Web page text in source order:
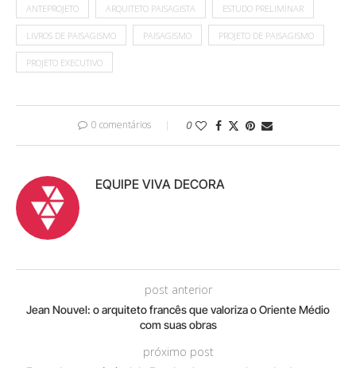
ANTEPROJETO ARQUITETO PAISAGISTA ESTUDO PRELIMINAR
LIVROS DE PAISAGISMO PAISAGISMO PROJETO DE PAISAGISMO
PROJETO EXECUTIVO
0 comentários 0
EQUIPE VIVA DECORA
post anterior
Jean Nouvel: o arquiteto francês que valoriza o Oriente Médio
com suas obras
próximo post